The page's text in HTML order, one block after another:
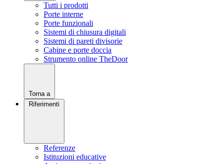
Tutti i prodotti
Porte interne
Porte funzionali
Sistemi di chiusura digitali
Sistemi di pareti divisorie
Cabine e porte doccia
Strumento online TheDoor
Torna a
Riferimenti
Referenze
Istituzioni educative